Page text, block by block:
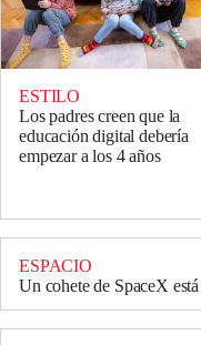
ESTILO
Los padres creen que la
educación digital debería
empezar a los 4 años
ESPACIO
Un cohete de SpaceX